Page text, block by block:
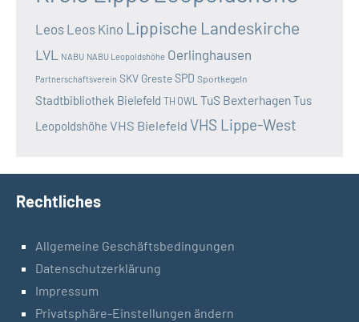
Leos Leos Kino Lippische Landeskirche
LVL NABU NABU Leopoldshöhe Oerlinghausen
Partnerschaftsverein SKV GresteSPD Sportkegeln
Stadtbibliothek Bielefeld TH OWL TuS BexterhagenTus
Leopoldshöhe VHS Bielefeld VHS Lippe-West
Rechtliches
Allgemeine Geschäftsbedingungen
Datenschutzerklärung
Impressum
Privatsphäre-Einstellungen ändern